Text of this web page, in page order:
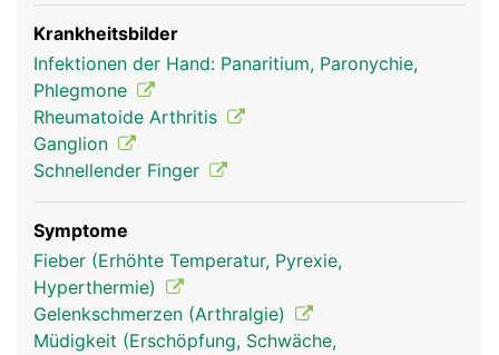
Krankheitsbilder
Infektionen der Hand: Panaritium, Paronychie,
Phlegmone
Rheumatoide Arthritis
Ganglion
Schnellender Finger
Symptome
Fieber (Erhöhte Temperatur, Pyrexie,
Hyperthermie)
Gelenkschmerzen (Arthralgie)
Müdigkeit (Erschöpfung, Schwäche,